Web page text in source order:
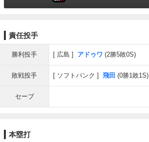
責任投手
勝利投手 広島 アドゥワ (2勝5敗0S)
敗戦投手 ソフトバンク 飛田 (0勝1敗1S)
セーブ
本塁打